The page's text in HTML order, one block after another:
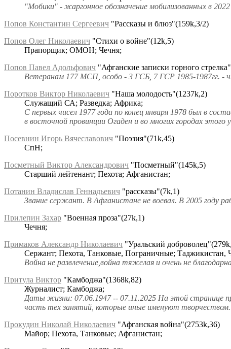
"Мобики" - жаргонное обозначение мобилизованных в
Попов Константин Сергеевич "Рассказы и блюз"(159k,3/2)
Попов Олег Николаевич "Стихи о войне"(12k,5)
Прапорщик; ОМОН; Чечня;
Попов Павел Адольфович "Афганские записки горного
Ветеранам 177 МСП, особо - 3 ГСБ, 7 ГСР 1985-1987гг. -
Поротков Виктор Николаевич "Наша молодость"(1237k,2)
Служащий СА; Разведка; Африка;
С первых чисел 1977 года по конец января 1978 был в
в восточной провинции Огаден и во многих городах
Посевнин Игорь Вячеславович "Поэзия"(71k,45)
СпН;
Посметный Виктор Александрович "Посметный"(145k,5)
Старший лейтенант; Пехота; Афганистан;
Потанин Владислав Геннадьевич "рассказы"(7k,1)
Звание сержант. В Афганистане не воевал. В 2005 году
Прилепин Захар "Военная проза"(27k,1)
Чечня;
Примаков Александр Николаевич "Уральский
Сержант; Пехота, Танковые, Пограничные; Таджикистан,
Война не развлечение,война тяжелая и очень не
Притула Виктор "Камбоджа"(1368k,82)
Журналист; Камбоджа;
Даты жизни: 07.06.1947 -- 07.11.2025 На этой странице
часть тех занятий, которые иные именуют
Прокудин Николай Николаевич "Афганская война"(2753k,36)
Майор; Пехота, Танковые; Афганистан;